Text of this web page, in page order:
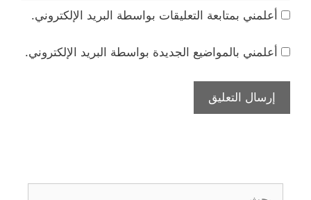
أعلمني بمتابعة التعليقات بواسطة البريد الإلكتروني.
أعلمني بالمواضيع الجديدة بواسطة البريد الإلكتروني.